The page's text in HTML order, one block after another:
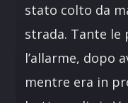
stato colto da
strada. Tante le
l’allarme, dopo
mentre era in